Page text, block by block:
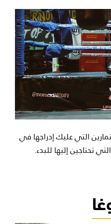
التي عليك إدراجها في
تحتاجين إليها للبدء.